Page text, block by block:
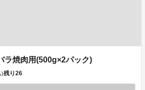
ラ焼肉用(500g×2パック)
)残り26